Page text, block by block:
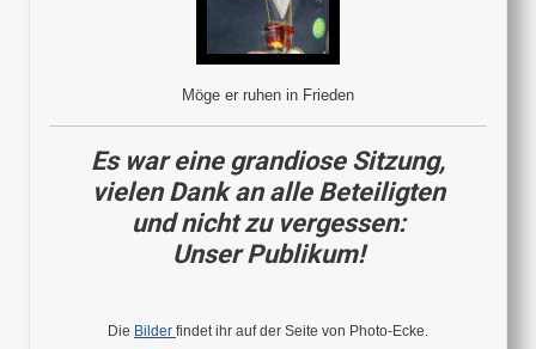
Möge er ruhen in Frieden
Es war eine grandiose Sitzung,
vielen Dank an alle Beteiligten
und nicht zu vergessen:
Unser Publikum!
Die Bilder findet ihr auf der Seite von Photo-Ecke.